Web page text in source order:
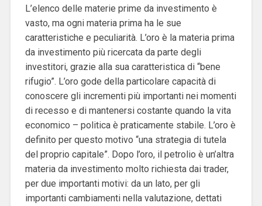
L’elenco delle materie prime da investimento è
vasto, ma ogni materia prima ha le sue
caratteristiche e peculiarità. L’oro è la materia prima
da investimento più ricercata da parte degli
investitori, grazie alla sua caratteristica di “bene
rifugio”. L’oro gode della particolare capacità di
conoscere gli incrementi più importanti nei momenti
di recesso e di mantenersi costante quando la vita
economico – politica è praticamente stabile. L’oro è
definito per questo motivo “una strategia di tutela
del proprio capitale”. Dopo l’oro, il petrolio è un’altra
materia da investimento molto richiesta dai trader,
per due importanti motivi: da un lato, per gli
importanti cambiamenti nella valutazione, dettati